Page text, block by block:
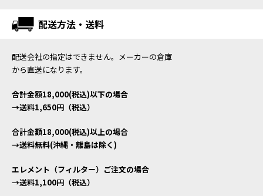
配送方法・送料
配送会社の指定はできません。メーカーの倉庫
から直送になります。
合計金額18,000(税込)以下の場合
→送料1,650円（税込）
合計金額18,000(税込)以上の場合
→送料無料(沖縄・離島は除く)
エレメント（フィルター）ご注文の場合
→送料1,100円（税込）